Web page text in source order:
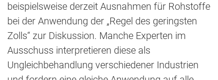
beispielsweise derzeit Ausnahmen für Rohstoffe
bei der Anwendung der „Regel des geringsten
Zolls“ zur Diskussion. Manche Experten im
Ausschuss interpretieren diese als
Ungleichbehandlung verschiedener Industrien